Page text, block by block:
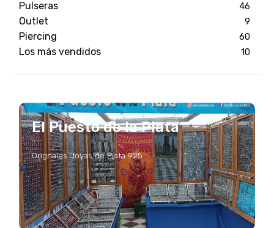
Pulseras 46
Outlet 9
Piercing 60
Los más vendidos 10
El Puesto de la Plata
Orignales Joyas de Plata 925